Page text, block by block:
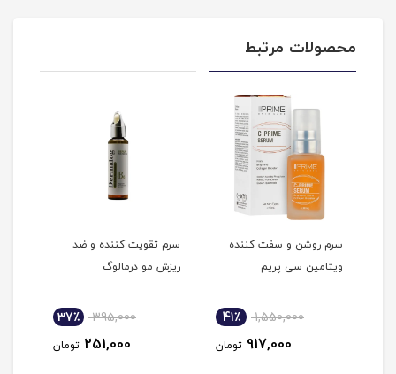
محصولات مرتبط
سرم روشن و سفت کننده
ویتامین سی پریم
1,550,000 41٪
917,000 تومان
سرم تقویت کننده و ضد
ریزش مو درمالوگ
395,000 37٪
251,000 تومان